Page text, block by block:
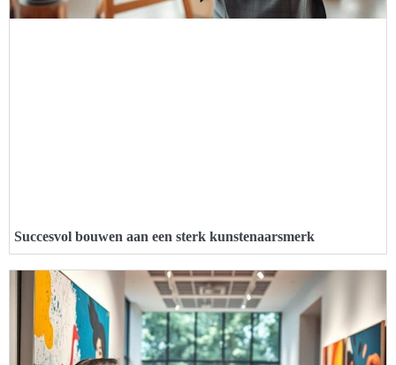
Succesvol bouwen aan een sterk kunstenaarsmerk